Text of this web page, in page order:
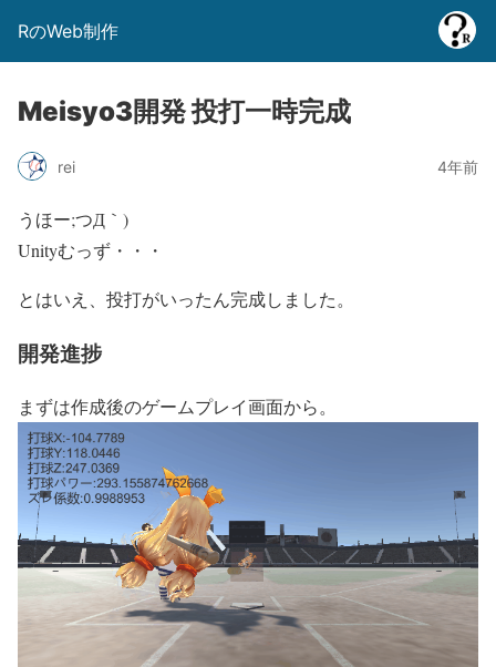
RのWeb制作
Meisyo3開発 投打一時完成
rei 4年前
うほー;つД｀)
Unityむっず・・・
とはいえ、投打がいったん完成しました。
開発進捗
まずは作成後のゲームプレイ画面から。